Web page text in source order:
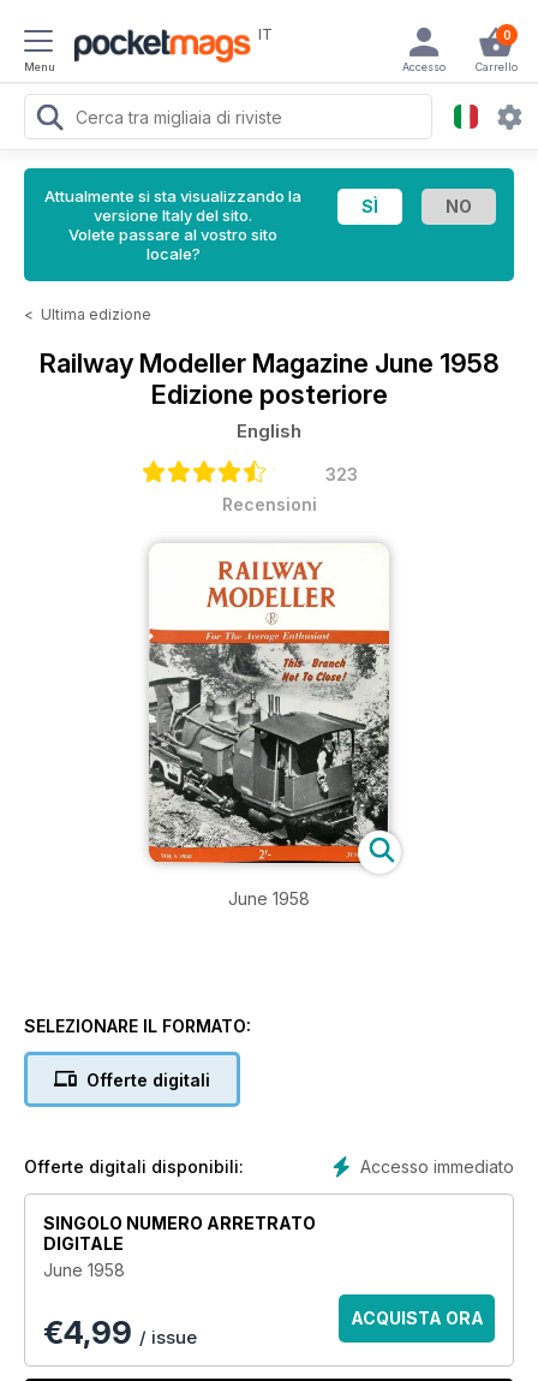
Menu
IT 0
Carrello
Accesso
Attualmente si sta visualizzando la
versione Italy del sito.
Volete passare al vostro sito
locale?
< Ultima edizione
Railway Modeller Magazine June 1958
Edizione posteriore
English
323
Recensioni
June 1958
SELEZIONARE IL FORMATO:
Offerte digitali
Accesso immediato
Offerte digitali disponibili:
SINGOLO NUMERO ARRETRATO
DIGITALE
June 1958
€4,99 / issue
ACQUISTA ORA